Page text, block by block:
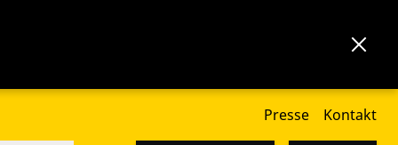
Presse Kontakt